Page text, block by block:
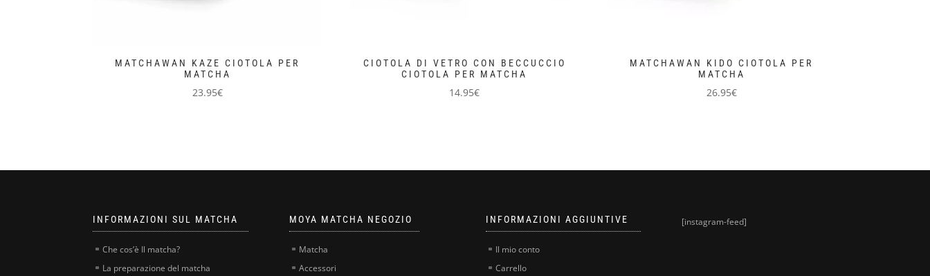
MATCHAWAN KAZE CIOTOLA PER
MATCHA
23.95€
CIOTOLA DI VETRO CON BECCUCCIO
CIOTOLA PER MATCHA
14.95€
MATCHAWAN KIDO CIOTOLA PER
MATCHA
26.95€
INFORMAZIONI SUL MATCHA
Che cos’è Il matcha?
La preparazione del matcha
MOYA MATCHA NEGOZIO
Matcha
Accessori
INFORMAZIONI AGGIUNTIVE
Il mio conto
Carrello
[instagram-feed]